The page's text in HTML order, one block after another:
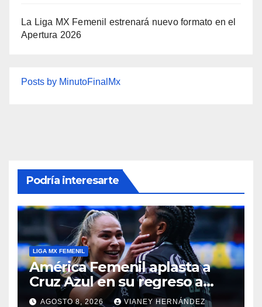
La Liga MX Femenil estrenará nuevo formato en el
Apertura 2026
Posts by MinutoFinalMx
Podría interesarte
LIGA MX FEMENIL
América Femenil aplasta a
Cruz Azul en su regreso a
casa
AGOSTO 8, 2026 VIANEY HERNÁNDEZ